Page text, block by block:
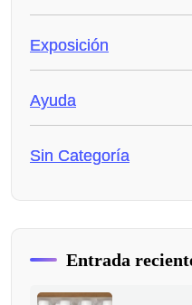
Exposición
Ayuda
Sin Categoría
Entrada